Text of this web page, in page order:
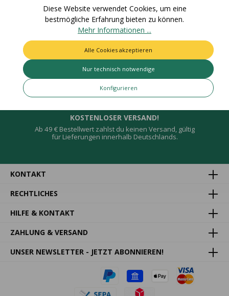
Deine Vorteile
KOSTENLOSER VERSAND!
Ab 49 € Bestellwert zahlst du keinen Versand, gültig
für Lieferungen innerhalb Deutschlands.
KONTAKT
RECHTLICHES
HILFE & KONTAKT
ZAHLUNG & VERSAND
UNSER NEWSLETTER - JETZT ABONNIEREN!
Diese Website verwendet Cookies, um eine
bestmögliche Erfahrung bieten zu können.
Mehr Informationen ...
Nur technisch notwendige
Konfigurieren
Alle Cookies akzeptieren